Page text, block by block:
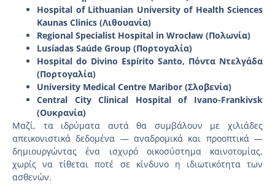
Hospital of Lithuanian University of Health Sciences
Kaunas Clinics (Λιθουανία)
Regional Specialist Hospital in Wrocław (Πολωνία)
Lusíadas Saúde Group (Πορτογαλία)
Hospital do Divino Espírito Santo, Πόντα Ντελγάδα
(Πορτογαλία)
University Medical Centre Maribor (Σλοβενία)
Central City Clinical Hospital of Ivano-Frankivsk
(Ουκρανία)
Μαζί, τα ιδρύματα αυτά θα συμβάλουν με χιλιάδες
απεικονιστικά δεδομένα — αναδρομικά και προοπτικά —
δημιουργώντας ένα ισχυρό οικοσύστημα καινοτομίας,
χωρίς να τίθεται ποτέ σε κίνδυνο η ιδιωτικότητα των
ασθενών.